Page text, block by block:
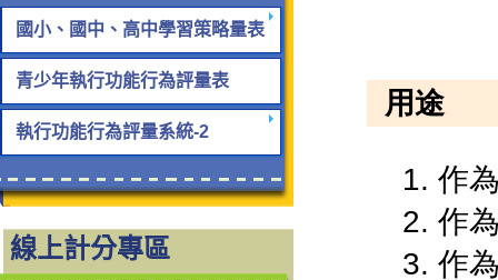
國小、國中、高中學習策略量表
青少年執行功能行為評量表
執行功能行為評量系統-2
線上計分專區